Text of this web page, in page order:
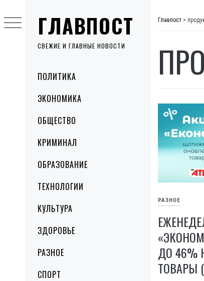
ГЛАВПОСТ
СВЕЖИЕ И ГЛАВНЫЕ НОВОСТИ
MenuПОЛИТИКА
ЭКОНОМИКА
ОБЩЕСТВО
КРИМИНАЛ
ОБРАЗОВАНИЕ
ТЕХНОЛОГИИ
КУЛЬТУРА
ЗДОРОВЬЕ
РАЗНОЕ
СПОРТ
to
content
Главпост >
РАЗНОЕ
ДО 46%
ТОВАРЫ